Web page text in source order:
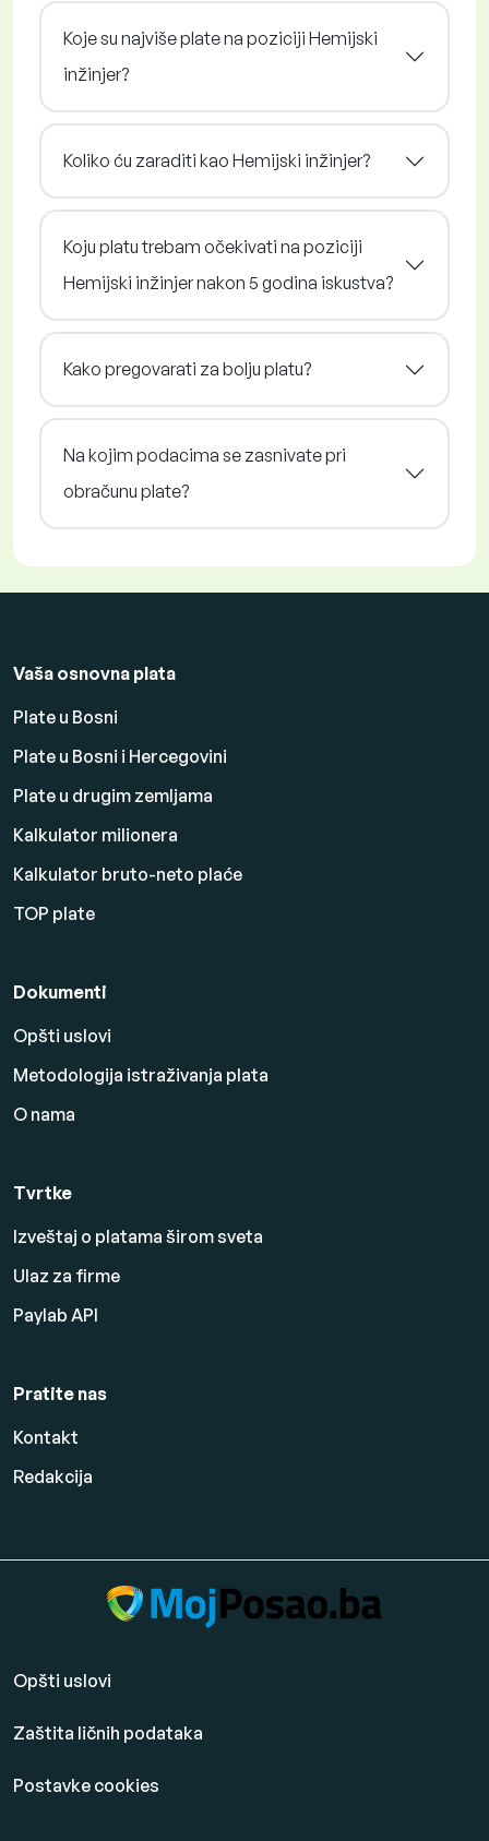
Koje su najviše plate na poziciji Hemijski
inžinjer?
Koliko ću zaraditi kao Hemijski inžinjer?
Koju platu trebam očekivati na poziciji
Hemijski inžinjer nakon 5 godina iskustva?
Kako pregovarati za bolju platu?
Na kojim podacima se zasnivate pri
obračunu plate?
Vaša osnovna plata
Plate u Bosni
Plate u Bosni i Hercegovini
Plate u drugim zemljama
Kalkulator milionera
Kalkulator bruto-neto plaće
TOP plate
Dokumenti
Opšti uslovi
Metodologija istraživanja plata
O nama
Tvrtke
Izveštaj o platama širom sveta
Ulaz za firme
Paylab API
Pratite nas
Kontakt
Redakcija
Opšti uslovi
Zaštita ličnih podataka
Postavke cookies